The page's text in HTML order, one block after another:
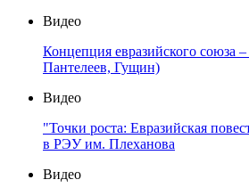
Видео
Концепция евразийского союза
Пантелеев, Гущин)
Видео
"Точки роста: Евразийская
в РЭУ им. Плеханова
Видео